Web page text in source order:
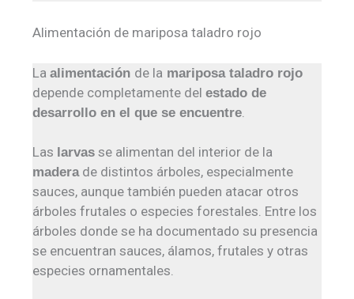
Alimentación de mariposa taladro rojo
Laalimentación de la mariposa taladro rojo
depende completamente delestado de
desarrollo en el que se encuentre
Las larvas se alimentan del interior de la
maderade distintos árboles, especialmente
sauces, aunque también pueden atacar otros
árboles frutales o especies forestales. Entre los
árboles donde se ha documentado su presencia
se encuentran sauces, álamos, frutales y otras
especies ornamentales.